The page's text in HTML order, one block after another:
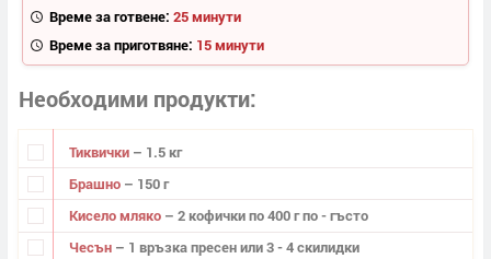
Време за готвене: 25 минути
Време за приготвяне: 15 минути
Необходими продукти
Тиквички – 1.5 кг
Брашно – 150 г
Кисело мляко – 2 кофички по 400 г по - гъсто
Чесън – 1 връзка пресен или 3 - 4 скилидки